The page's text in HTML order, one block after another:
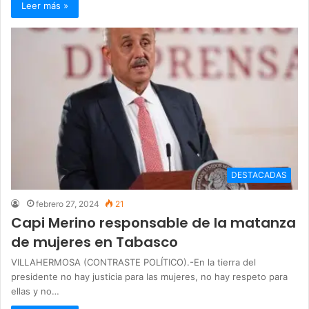
Leer más »
DESTACADAS
febrero 27, 2024 21
Capi Merino responsable de la matanza
de mujeres en Tabasco
VILLAHERMOSA (CONTRASTE POLÍTICO).-En la tierra del
presidente no hay justicia para las mujeres, no hay respeto para
ellas y no…